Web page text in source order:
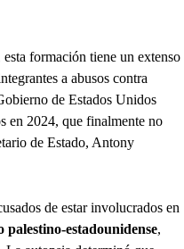
formación tiene un extenso
a abusos contra
de Estados Unidos
en 2024, que finalmente no
de Estado, Antony
​​de estar involucrados en
palestino-estadounidense,